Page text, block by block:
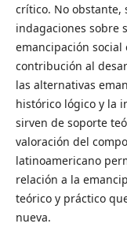
crítico. No obstante,
indagaciones sobre
emancipación social
contribución al
las alternativas
histórico lógico y la
sirven de soporte
valoración del
latinoamericano
relación a la
teórico y práctico
nueva.